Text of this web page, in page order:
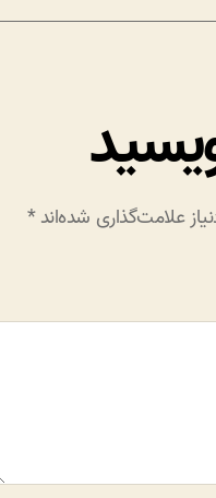
علامت‌گذاری شده‌اند*